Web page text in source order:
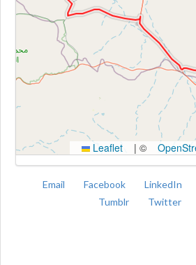
Leaflet | ©
Email Facebook LinkedIn
Tumblr
Twitter